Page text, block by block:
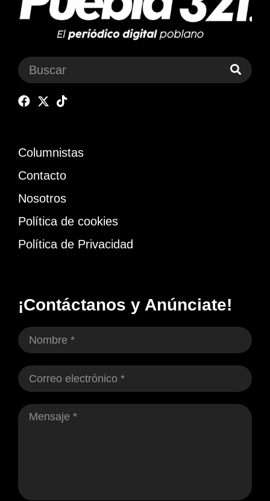
Columnistas
Contacto
Nosotros
Política de cookies
Política de Privacidad
¡Contáctanos y Anúnciate!